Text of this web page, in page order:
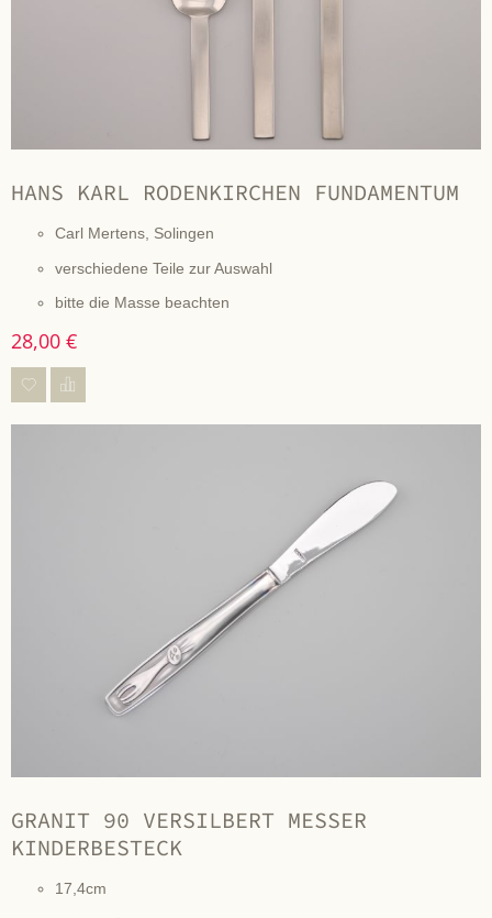
HANS KARL RODENKIRCHEN FUNDAMENTUM
Carl Mertens, Solingen
verschiedene Teile zur Auswahl
bitte die Masse beachten
28,00 €
GRANIT 90 VERSILBERT MESSER
KINDERBESTECK
17,4cm